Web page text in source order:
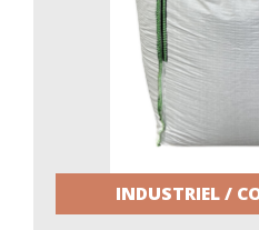
INDUSTRIEL /